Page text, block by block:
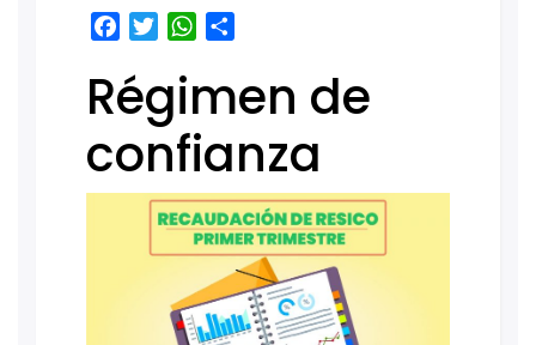
Facebook
TwitterWhatsApp
Régimen de
confianza